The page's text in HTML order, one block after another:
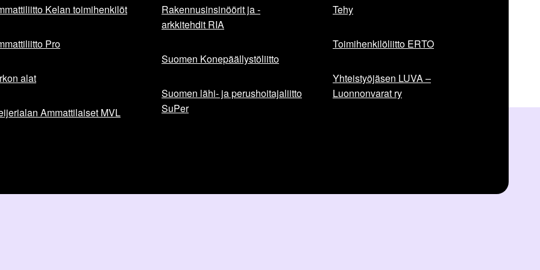
Kelan toimihenkilöt
Pro
alat
Ammattilaiset MVL
Rakennusinsinöörit ja -
arkkitehdit RIA
Suomen Konepäällystöliitto
Suomen lähi- ja perushoitajaliitto
SuPer
Tehy
Toimihenkilöliitto ERTO
Yhteistyöjäsen LUVA –
Luonnonvarat ry